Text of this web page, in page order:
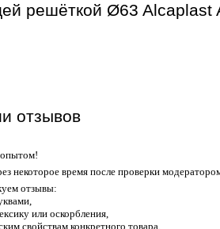
решёткой Ø63 Alcaplast
отзывов
некоторое время после проверки
отзывы:
или оскорбления,
свойствам конкретного товара,